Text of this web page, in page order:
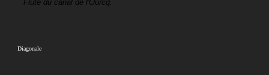
Flûte du canal de l'Ourcq.
Diagonale